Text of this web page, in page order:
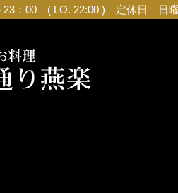
23：00 ( LO. 22:00 ) 定休日 日